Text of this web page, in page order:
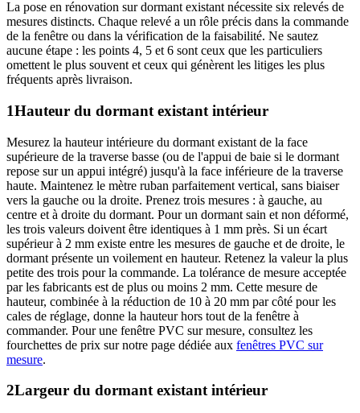
La pose en rénovation sur dormant existant nécessite six relevés de
mesures distincts. Chaque relevé a un rôle précis dans la commande
de la fenêtre ou dans la vérification de la faisabilité. Ne sautez
aucune étape : les points 4, 5 et 6 sont ceux que les particuliers
omettent le plus souvent et ceux qui génèrent les litiges les plus
fréquents après livraison.
1Hauteur du dormant existant intérieur
Mesurez la hauteur intérieure du dormant existant de la face
supérieure de la traverse basse (ou de l'appui de baie si le dormant
repose sur un appui intégré) jusqu'à la face inférieure de la traverse
haute. Maintenez le mètre ruban parfaitement vertical, sans biaiser
vers la gauche ou la droite. Prenez trois mesures : à gauche, au
centre et à droite du dormant. Pour un dormant sain et non déformé,
les trois valeurs doivent être identiques à 1 mm près. Si un écart
supérieur à 2 mm existe entre les mesures de gauche et de droite, le
dormant présente un voilement en hauteur. Retenez la valeur la plus
petite des trois pour la commande. La tolérance de mesure acceptée
par les fabricants est de plus ou moins 2 mm. Cette mesure de
hauteur, combinée à la réduction de 10 à 20 mm par côté pour les
cales de réglage, donne la hauteur hors tout de la fenêtre à
commander. Pour une fenêtre PVC sur mesure, consultez les
fourchettes de prix sur notre page dédiée aux fenêtres PVC sur
mesure.
2Largeur du dormant existant intérieur